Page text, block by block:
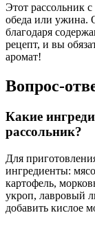
Этот рассольник
обеда или ужина.
благодаря
рецепт, и вы
аромат!
Вопрос-
Какие
рассольник?
Для
ингредиенты:
картофель,
укроп, лавровый
добавить кислое